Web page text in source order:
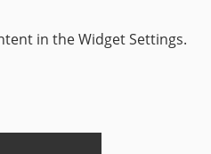
in the Widget Settings.